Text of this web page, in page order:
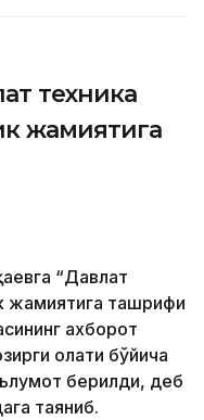
техника
жамиятига
“Давлат
жамиятига ташрифи
ахборот
ҳолати бўйича
берилди, деб
таяниб.